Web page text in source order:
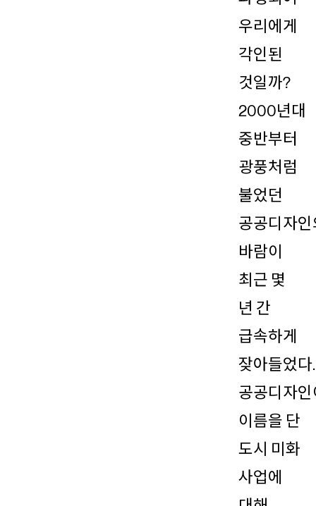
우리에게
각인된
것일까?
2000년대
중반부터
광풍처럼
불었던
공공디자
바람이
최근 몇
년 간
급속하게
잦아들었다.
공공디자
이름을 단
도시 미화
사업에